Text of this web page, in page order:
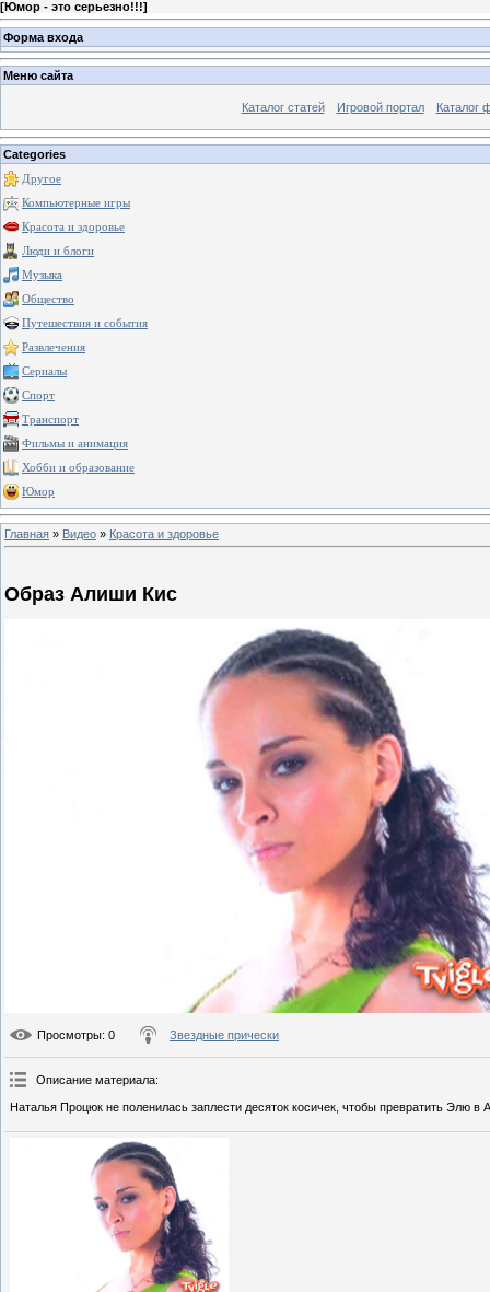
[Юмор - это серьезно!!!]
Форма входа
Меню сайта
Каталог статей Игровой портал Каталог
Categories
Другое
Компьютерные игры
Красота и здоровье
Люди и блоги
Музыка
Общество
Путешествия и события
Развлечения
Сериалы
Спорт
Транспорт
Фильмы и анимация
Хобби и образование
Юмор
Главная » Видео » Красота и здоровье
Образ Алиши Кис
Просмотры: 0 Звездные прически
Описание материала:
Наталья Процюк не поленилась заплести десяток косичек, чтобы превратить Элю в